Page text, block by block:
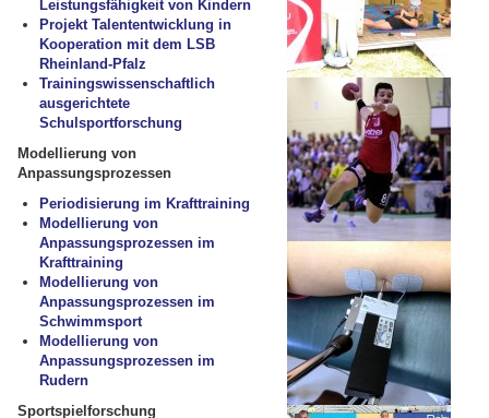
Leistungsfähigkeit von Kindern
Projekt Talententwicklung in
Kooperation mit dem LSB
Rheinland-Pfalz
Trainingswissenschaftlich
ausgerichtete
Schulsportforschung
Modellierung von
Anpassungsprozessen
Periodisierung im Krafttraining
Modellierung von
Anpassungsprozessen im
Krafttraining
Modellierung von
Anpassungsprozessen im
Schwimmsport
Modellierung von
Anpassungsprozessen im
Rudern
Sportspielforschung